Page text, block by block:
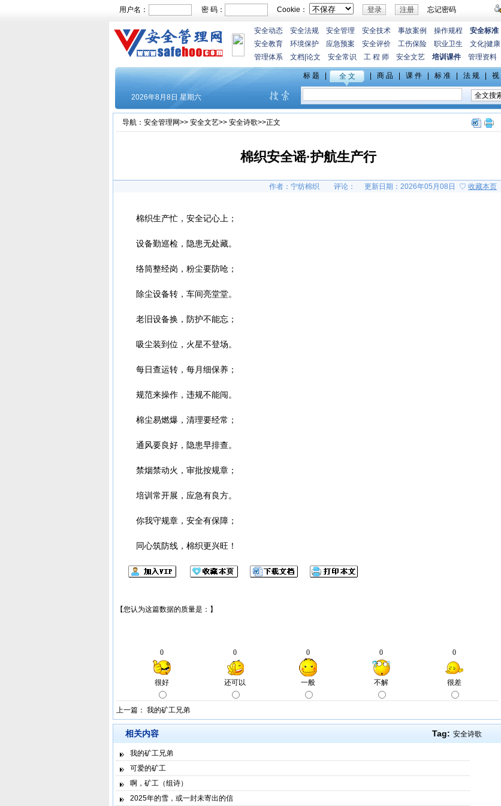
用户名： 密 码： Cookie： 忘记密码
安全动态 安全法规 安全管理 安全技术 事故案例 操作规程
安全标准
安全教育
环境保护 应急预案 安全评价 工伤保险 职业卫生 文化 健康
管理体系
文档 论文 安全常识 工 程 师 安全文艺 培训课件 管理资料
导航： 安全管理网>> 安全文艺>> 安全诗歌>>正文
棉织安全谣·护航生产行
作者：宁纺棉织 评论： 更新日期：2026年05月08日 ♡ 收藏本页
棉织生产忙，安全记心上；
设备勤巡检，隐患无处藏。
络筒整经岗，粉尘要防呛；
除尘设备转，车间亮堂堂。
老旧设备换，防护不能忘；
吸尘装到位，火星不登场。
每日查运转，每月细保养；
规范来操作，违规不能闯。
棉尘易燃爆，清理要经常；
通风要良好，隐患早排查。
禁烟禁动火，审批按规章；
培训常开展，应急有良方。
你我守规章，安全有保障；
同心筑防线，棉织更兴旺！
上一篇： 我的矿工兄弟
Tag: 安全诗歌
相关内容
我的矿工兄弟
可爱的矿工
啊，矿工（组诗）
2025年的雪，或一封未寄出的信